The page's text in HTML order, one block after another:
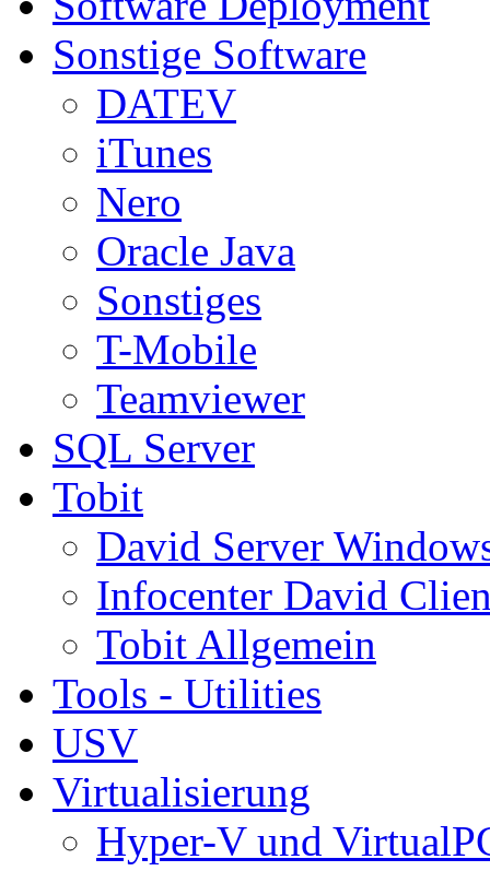
Sonstige Software
DATEV
iTunes
Nero
Oracle Java
Sonstiges
T-Mobile
Teamviewer
SQL Server
Tobit
David Server
Infocenter David
Tobit Allgemein
Tools - Utilities
USV
Virtualisierung
Hyper-V und